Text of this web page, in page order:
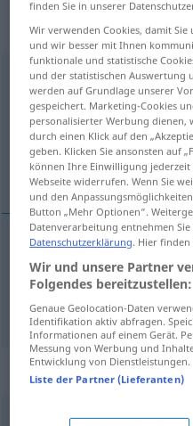
„anerkennen“
transitives
anerkennenv/t
Übersicht aller
(Für mehr Details die
erkänna, godkänna
erkänna anerkennen
godkänna anerkennen
Synonyme
finden Sie in unserer
Wir verwenden Cookies, damit
und wir besser mit Ihnen
funktionale und statistische
und der statistischen Auswertung
werden auf Grundlage unserer
gespeichert. Marketing-Cookies
personalisierter Werbung dienen,
durch einen Klick auf den
geben. Klicken Sie ansonsten auf
können Ihre Einwilligung
Webseite widerrufen. Wenn Sie
und den
Button „Mehr Optionen“.
Datenverarbeitung entnehmen
Datenschutzerklärung. Hier
Wir und unsere Partner
Folgendes bereitzustellen:
Genaue Geolocation-Daten
Identifikation aktiv abfragen.
Informationen auf einem Gerät.
Messung von Werbung und
Entwicklung von Dienstleistungen.
Liste der Partner (Lieferanten)